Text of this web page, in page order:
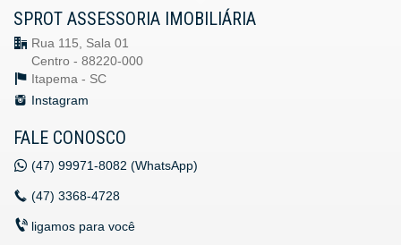
SPROT ASSESSORIA IMOBILIÁRIA
Rua 115, Sala 01
Centro - 88220-000
Itapema - SC
Instagram
FALE CONOSCO
(47) 99971-8082 (WhatsApp)
(47) 3368-4728
ligamos para você